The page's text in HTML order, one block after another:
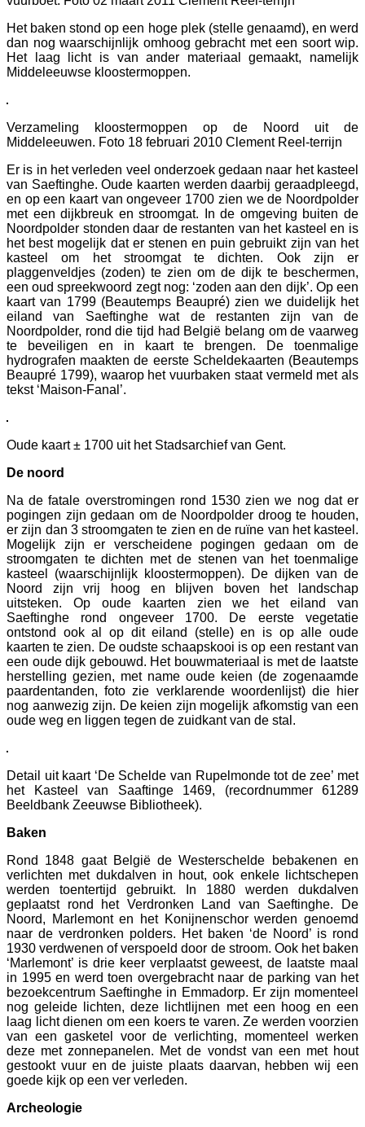
Het baken stond op een hoge plek (stelle genaamd), en werd
dan nog waarschijnlijk omhoog gebracht met een soort wip.
Het laag licht is van ander materiaal gemaakt, namelijk
Middeleeuwse kloostermoppen.
Verzameling kloostermoppen op de Noord uit de
Middeleeuwen. Foto 18 februari 2010 Clement Reel-terrijn
Er is in het verleden veel onderzoek gedaan naar het kasteel
van Saeftinghe. Oude kaarten werden daarbij geraadpleegd,
en op een kaart van ongeveer 1700 zien we de Noordpolder
met een dijkbreuk en stroomgat. In de omgeving buiten de
Noordpolder stonden daar de restanten van het kasteel en is
het best mogelijk dat er stenen en puin gebruikt zijn van het
kasteel om het stroomgat te dichten. Ook zijn er
plaggenveldjes (zoden) te zien om de dijk te beschermen,
een oud spreekwoord zegt nog: ‘zoden aan den dijk’. Op een
kaart van 1799 (Beautemps Beaupré) zien we duidelijk het
eiland van Saeftinghe wat de restanten zijn van de
Noordpolder, rond die tijd had België belang om de vaarweg
te beveiligen en in kaart te brengen. De toenmalige
hydrografen maakten de eerste Scheldekaarten (Beautemps
Beaupré 1799), waarop het vuurbaken staat vermeld met als
tekst ‘Maison-Fanal’.
Oude kaart ± 1700 uit het Stadsarchief van Gent.
De noord
Na de fatale overstromingen rond 1530 zien we nog dat er
pogingen zijn gedaan om de Noordpolder droog te houden,
er zijn dan 3 stroomgaten te zien en de ruïne van het kasteel.
Mogelijk zijn er verscheidene pogingen gedaan om de
stroomgaten te dichten met de stenen van het toenmalige
kasteel (waarschijnlijk kloostermoppen). De dijken van de
Noord zijn vrij hoog en blijven boven het landschap
uitsteken. Op oude kaarten zien we het eiland van
Saeftinghe rond ongeveer 1700. De eerste vegetatie
ontstond ook al op dit eiland (stelle) en is op alle oude
kaarten te zien. De oudste schaapskooi is op een restant van
een oude dijk gebouwd. Het bouwmateriaal is met de laatste
herstelling gezien, met name oude keien (de zogenaamde
paardentanden, foto zie verklarende woordenlijst) die hier
nog aanwezig zijn. De keien zijn mogelijk afkomstig van een
oude weg en liggen tegen de zuidkant van de stal.
Detail uit kaart ‘De Schelde van Rupelmonde tot de zee’ met
het Kasteel van Saaftinge 1469, (recordnummer 61289
Beeldbank Zeeuwse Bibliotheek).
Baken
Rond 1848 gaat België de Westerschelde bebakenen en
verlichten met dukdalven in hout, ook enkele lichtschepen
werden toentertijd gebruikt. In 1880 werden dukdalven
geplaatst rond het Verdronken Land van Saeftinghe. De
Noord, Marlemont en het Konijnenschor werden genoemd
naar de verdronken polders. Het baken ‘de Noord’ is rond
1930 verdwenen of verspoeld door de stroom. Ook het baken
‘Marlemont’ is drie keer verplaatst geweest, de laatste maal
in 1995 en werd toen overgebracht naar de parking van het
bezoekcentrum Saeftinghe in Emmadorp. Er zijn momenteel
nog geleide lichten, deze lichtlijnen met een hoog en een
laag licht dienen om een koers te varen. Ze werden voorzien
van een gasketel voor de verlichting, momenteel werken
deze met zonnepanelen. Met de vondst van een met hout
gestookt vuur en de juiste plaats daarvan, hebben wij een
goede kijk op een ver verleden.
Archeologie